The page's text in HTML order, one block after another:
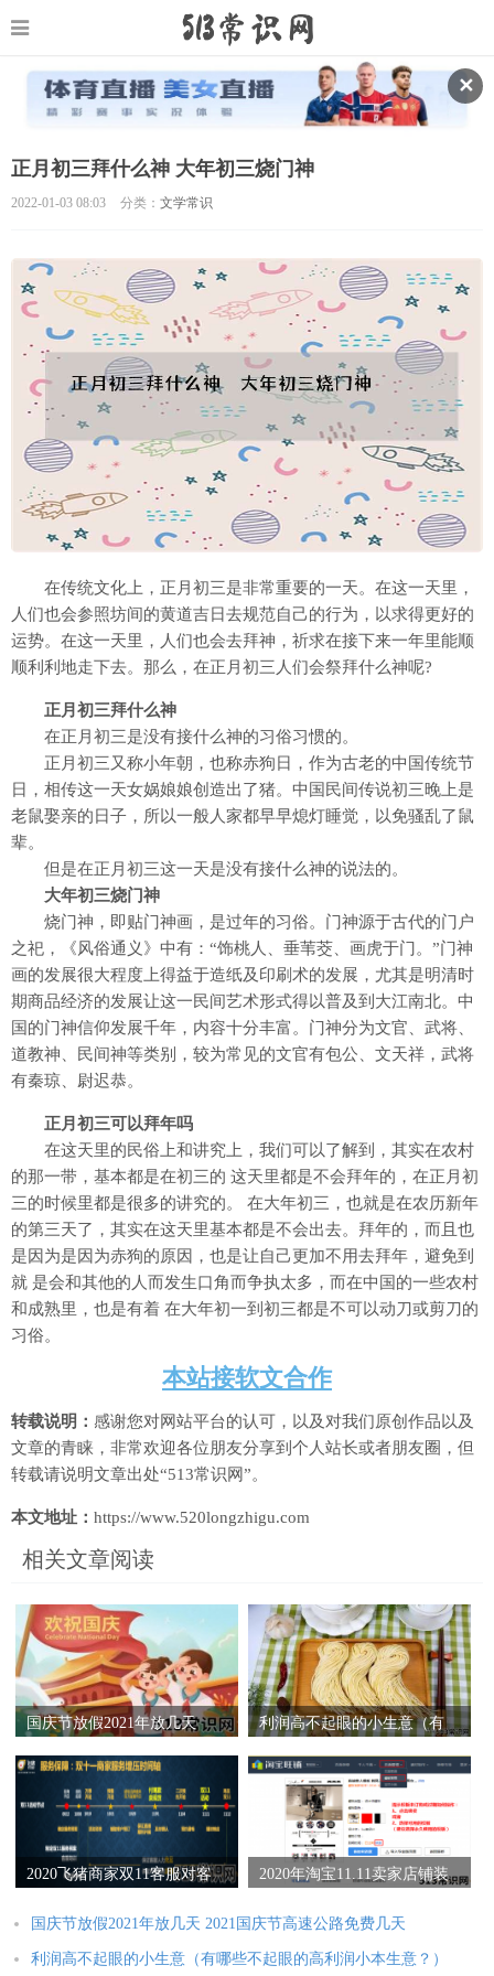
✕
正月初三拜什么神 大年初三烧门神
2022-01-03 08:03 分类： 文学常识
在传统文化上，正月初三是非常重要的一天。在这一天里，
人们也会参照坊间的黄道吉日去规范自己的行为，以求得更好的
运势。在这一天里，人们也会去拜神，祈求在接下来一年里能顺
顺利利地走下去。那么，在正月初三人们会祭拜什么神呢?
正月初三拜什么神
在正月初三是没有接什么神的习俗习惯的。
正月初三又称小年朝，也称赤狗日，作为古老的中国传统节
日，相传这一天女娲娘娘创造出了猪。中国民间传说初三晚上是
老鼠娶亲的日子，所以一般人家都早早熄灯睡觉，以免骚乱了鼠
辈。
但是在正月初三这一天是没有接什么神的说法的。
大年初三烧门神
烧门神，即贴门神画，是过年的习俗。门神源于古代的门户
之祀，《风俗通义》中有：“饰桃人、垂苇茭、画虎于门。”门神
画的发展很大程度上得益于造纸及印刷术的发展，尤其是明清时
期商品经济的发展让这一民间艺术形式得以普及到大江南北。中
国的门神信仰发展千年，内容十分丰富。门神分为文官、武将、
道教神、民间神等类别，较为常见的文官有包公、文天祥，武将
有秦琼、尉迟恭。
正月初三可以拜年吗
在这天里的民俗上和讲究上，我们可以了解到，其实在农村
的那一带，基本都是在初三的 这天里都是不会拜年的，在正月初
三的时候里都是很多的讲究的。 在大年初三，也就是在农历新年
的第三天了，其实在这天里基本都是不会出去。拜年的，而且也
是因为是因为赤狗的原因，也是让自己更加不用去拜年，避免到
就 是会和其他的人而发生口角而争执太多，而在中国的一些农村
和成熟里，也是有着 在大年初一到初三都是不可以动刀或剪刀的
习俗。
本站接软文合作
转载说明： 感谢您对网站平台的认可，以及对我们原创作品以及
文章的青睐，非常欢迎各位朋友分享到个人站长或者朋友圈，但
转载请说明文章出处“513常识网”。
本文地址： https://www.520longzhigu.com
相关文章阅读
国庆节放假2021年放几天
天
利润高不起眼的小生意（有
意？）
2020飞猪商家双11客服对客
2020年淘宝11.11卖家店铺装
国庆节放假2021年放几天 2021国庆节高速公路免费几天
利润高不起眼的小生意（有哪些不起眼的高利润小本生意？）